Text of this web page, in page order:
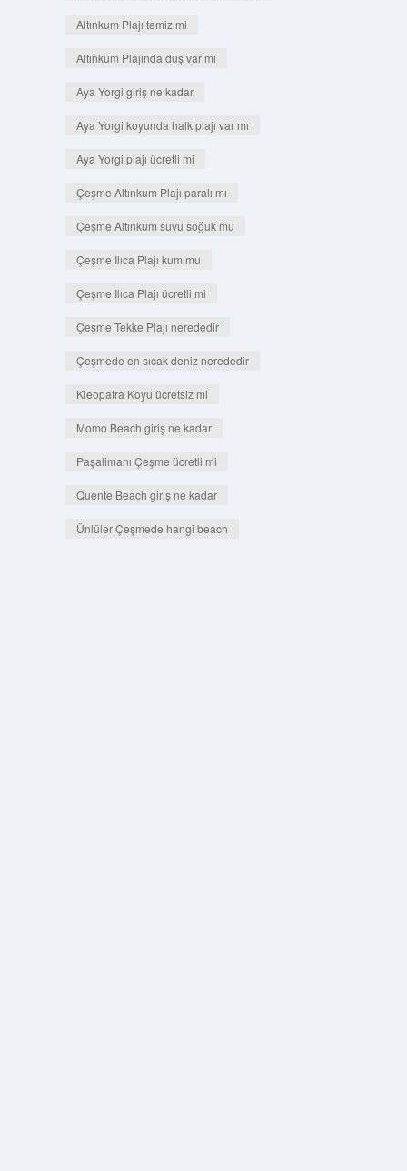
Altınkum Plajı temiz mi
Altınkum Plajında duş var mı
Aya Yorgi giriş ne kadar
Aya Yorgi koyunda halk plajı var mı
Aya Yorgi plajı ücretli mi
Çeşme Altınkum Plajı paralı mı
Çeşme Altınkum suyu soğuk mu
Çeşme Ilıca Plajı kum mu
Çeşme Ilıca Plajı ücretli mi
Çeşme Tekke Plajı nerededir
Çeşmede en sıcak deniz nerededir
Kleopatra Koyu ücretsiz mi
Momo Beach giriş ne kadar
Paşalimanı Çeşme ücretli mi
Quente Beach giriş ne kadar
Ünlüler Çeşmede hangi beach